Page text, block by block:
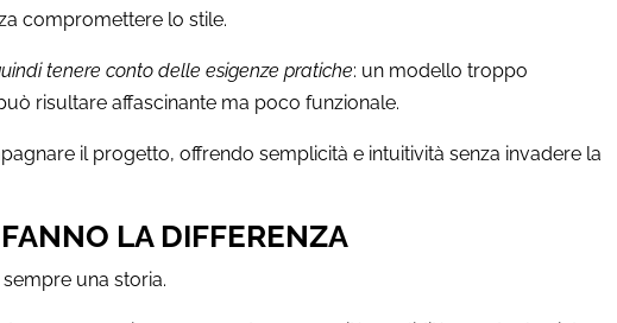
compromettere lo stile.
tenere conto delle esigenze pratiche: un modello troppo
risultare affascinante ma poco funzionale.
il progetto, offrendo semplicità e intuitività senza invadere la
LA DIFFERENZA
una storia.